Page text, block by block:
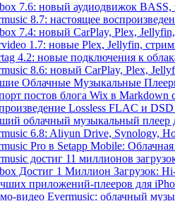
7.6: новый аудиодвижок
8.7: настоящее
7.4: новый CarPlay, Plex,
1.7: новые Plex, Jellyfin,
4.2: новые подключения к
8.6: новый CarPlay, Plex,
Облачные Музыкальные
постов блога Wix в
Lossless FLAC и
облачный музыкальный плеер
6.8: Aliyun Drive, Synology,
Pro в Setapp Mobile:
достиг 11 миллионов
Достиг 1 Миллион Загрузок:
приложений-плееров для
видео Evermusic: облачный